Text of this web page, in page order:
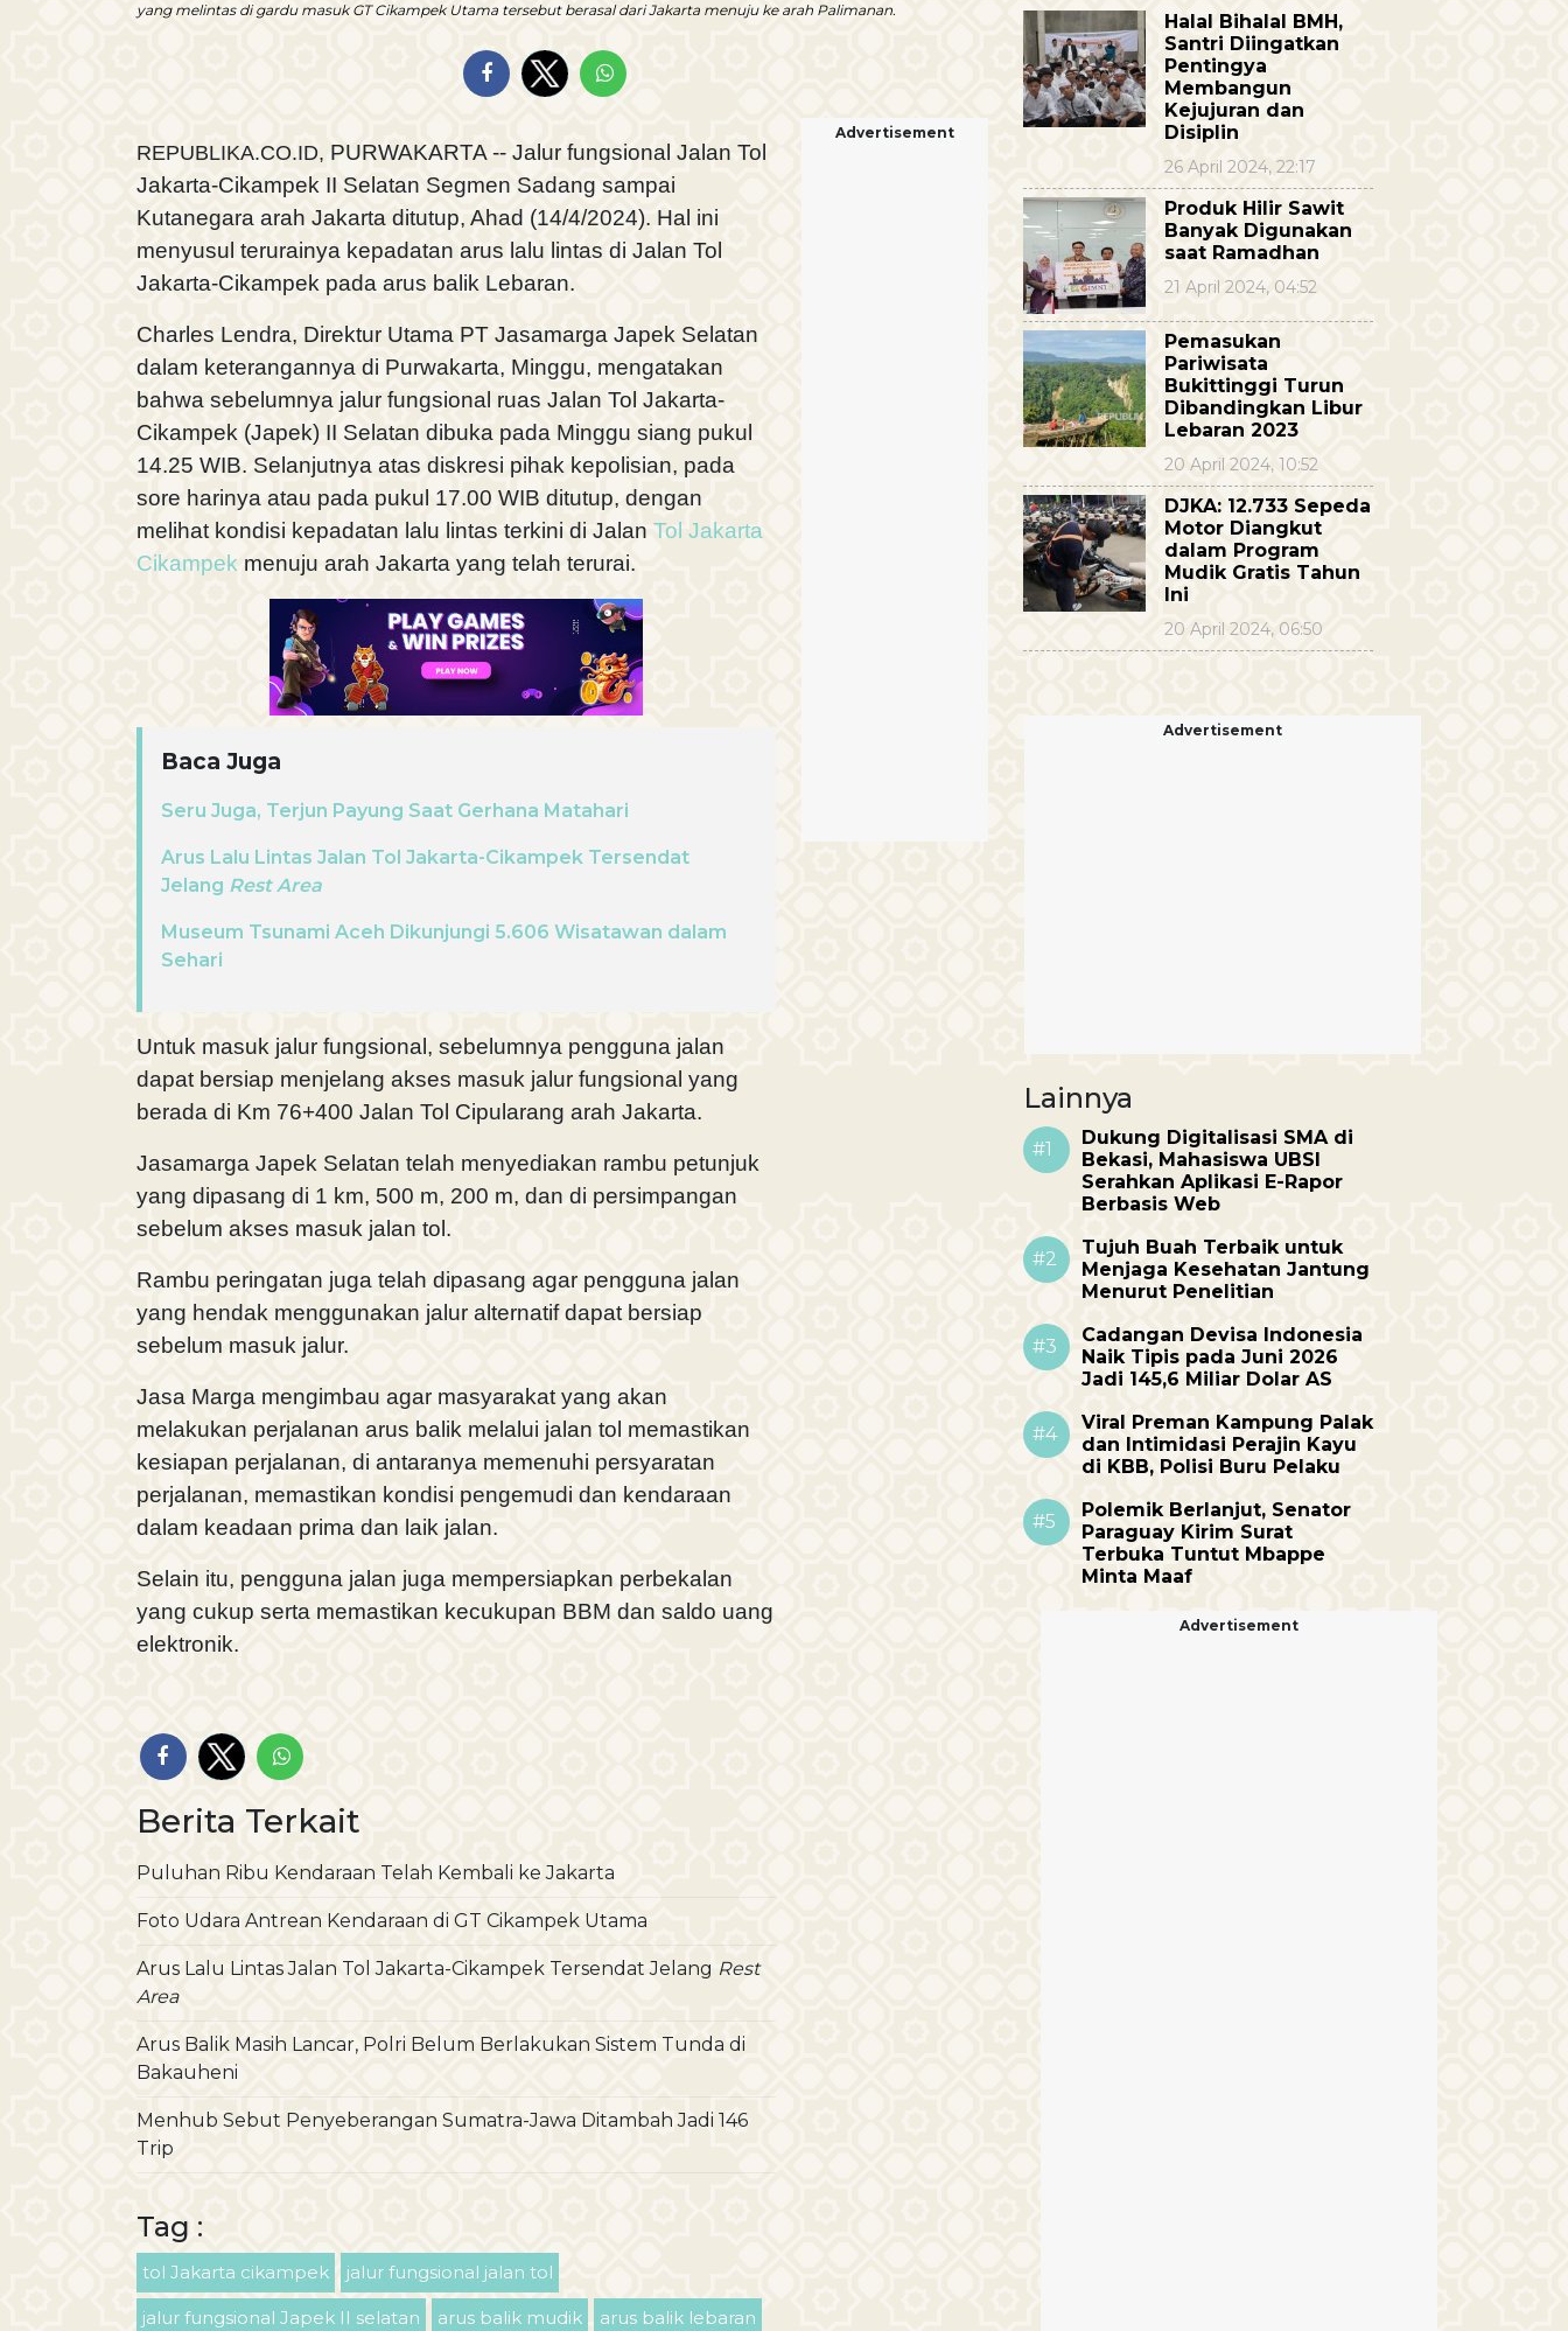
yang melintas di gardu masuk GT Cikampek Utama tersebut berasal dari Jakarta menuju ke arah Palimanan.
REPUBLIKA.CO.ID, PURWAKARTA -- Jalur fungsional Jalan Tol
Jakarta-Cikampek II Selatan Segmen Sadang sampai
Kutanegara arah Jakarta ditutup, Ahad (14/4/2024). Hal ini
menyusul terurainya kepadatan arus lalu lintas di Jalan Tol
Jakarta-Cikampek pada arus balik Lebaran.
Charles Lendra, Direktur Utama PT Jasamarga Japek Selatan
dalam keterangannya di Purwakarta, Minggu, mengatakan
bahwa sebelumnya jalur fungsional ruas Jalan Tol Jakarta-
Cikampek (Japek) II Selatan dibuka pada Minggu siang pukul
14.25 WIB. Selanjutnya atas diskresi pihak kepolisian, pada
sore harinya atau pada pukul 17.00 WIB ditutup, dengan
melihat kondisi kepadatan lalu lintas terkini di Jalan Tol Jakarta
Cikampek menuju arah Jakarta yang telah terurai.
Baca Juga
Seru Juga, Terjun Payung Saat Gerhana Matahari
Arus Lalu Lintas Jalan Tol Jakarta-Cikampek Tersendat
Jelang Rest Area
Museum Tsunami Aceh Dikunjungi 5.606 Wisatawan dalam
Sehari
Untuk masuk jalur fungsional, sebelumnya pengguna jalan
dapat bersiap menjelang akses masuk jalur fungsional yang
berada di Km 76+400 Jalan Tol Cipularang arah Jakarta.
Jasamarga Japek Selatan telah menyediakan rambu petunjuk
yang dipasang di 1 km, 500 m, 200 m, dan di persimpangan
sebelum akses masuk jalan tol.
Rambu peringatan juga telah dipasang agar pengguna jalan
yang hendak menggunakan jalur alternatif dapat bersiap
sebelum masuk jalur.
Jasa Marga mengimbau agar masyarakat yang akan
melakukan perjalanan arus balik melalui jalan tol memastikan
kesiapan perjalanan, di antaranya memenuhi persyaratan
perjalanan, memastikan kondisi pengemudi dan kendaraan
dalam keadaan prima dan laik jalan.
Selain itu, pengguna jalan juga mempersiapkan perbekalan
yang cukup serta memastikan kecukupan BBM dan saldo uang
elektronik.
Berita Terkait
Puluhan Ribu Kendaraan Telah Kembali ke Jakarta
Foto Udara Antrean Kendaraan di GT Cikampek Utama
Arus Lalu Lintas Jalan Tol Jakarta-Cikampek Tersendat Jelang Rest
Area
Arus Balik Masih Lancar, Polri Belum Berlakukan Sistem Tunda di
Bakauheni
Menhub Sebut Penyeberangan Sumatra-Jawa Ditambah Jadi 146
Trip
Tag :
tol Jakarta cikampek jalur fungsional jalan tol
jalur fungsional Japek II selatan arus balik mudik arus balik lebaran
Advertisement
Halal Bihalal BMH,
Santri Diingatkan
Pentingya
Membangun
Kejujuran dan
Disiplin
26 April 2024, 22:17
Produk Hilir Sawit
Banyak Digunakan
saat Ramadhan
21 April 2024, 04:52
Pemasukan
Pariwisata
Bukittinggi Turun
Dibandingkan Libur
Lebaran 2023
20 April 2024, 10:52
DJKA: 12.733 Sepeda
Motor Diangkut
dalam Program
Mudik Gratis Tahun
Ini
20 April 2024, 06:50
Advertisement
Lainnya
#1
Dukung Digitalisasi SMA di
Bekasi, Mahasiswa UBSI
Serahkan Aplikasi E-Rapor
Berbasis Web
#2
Tujuh Buah Terbaik untuk
Menjaga Kesehatan Jantung
Menurut Penelitian
#3
Cadangan Devisa Indonesia
Naik Tipis pada Juni 2026
Jadi 145,6 Miliar Dolar AS
#4
Viral Preman Kampung Palak
dan Intimidasi Perajin Kayu
di KBB, Polisi Buru Pelaku
#5
Polemik Berlanjut, Senator
Paraguay Kirim Surat
Terbuka Tuntut Mbappe
Minta Maaf
Advertisement